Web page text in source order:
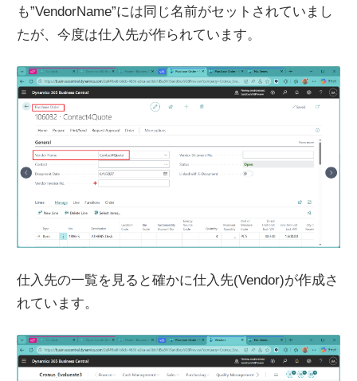
も”VendorName”には同じ名前がセットされていまし
たが、今度は仕入先が作られています。
仕入先の一覧を見ると確かに仕入先(Vendor)が作成さ
れています。